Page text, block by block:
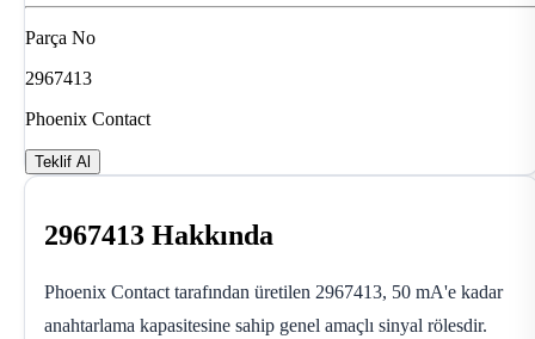
Parça No
2967413
Phoenix Contact
Teklif Al
2967413 Hakkında
Phoenix Contact tarafından üretilen 2967413, 50 mA'e kadar
anahtarlama kapasitesine sahip genel amaçlı sinyal rölesdir.